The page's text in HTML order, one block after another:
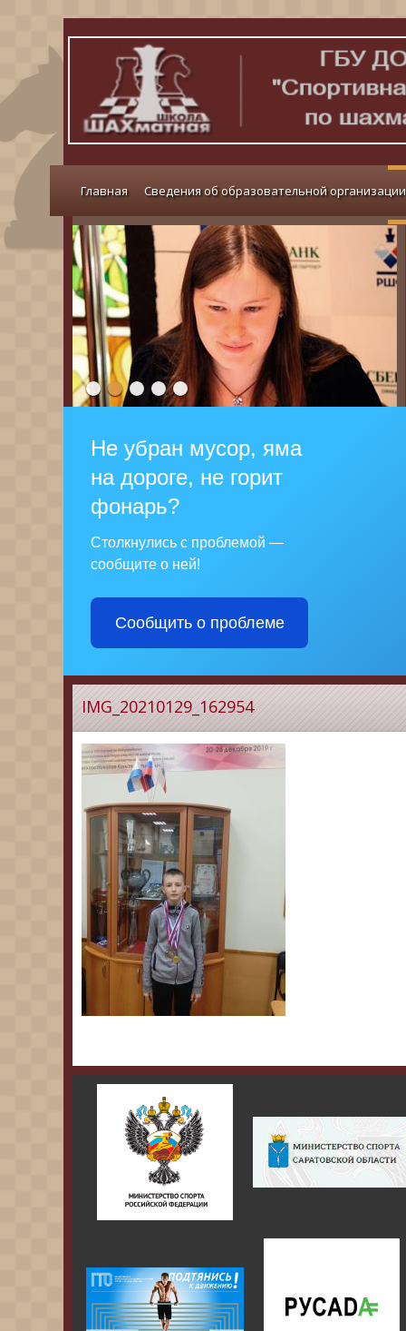
Главная Сведения об образовательной организации
Не убран мусор, яма
на дороге, не горит
фонарь?
Столкнулись с проблемой —
сообщите о ней!
Сообщить о проблеме
IMG_20210129_162954